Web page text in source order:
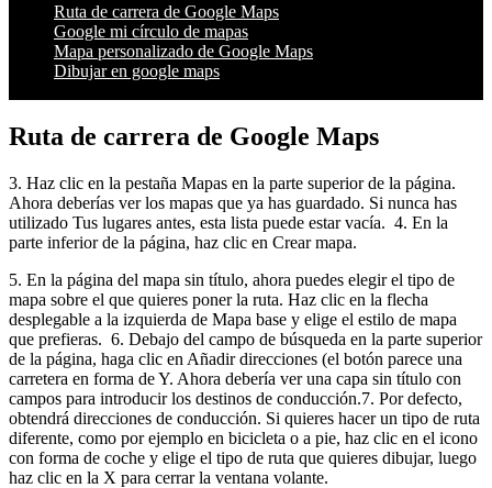
Ruta de carrera de Google Maps
Google mi círculo de mapas
Mapa personalizado de Google Maps
Dibujar en google maps
Ruta de carrera de Google Maps
3. Haz clic en la pestaña Mapas en la parte superior de la página.
Ahora deberías ver los mapas que ya has guardado. Si nunca has
utilizado Tus lugares antes, esta lista puede estar vacía. 4. En la
parte inferior de la página, haz clic en Crear mapa.
5. En la página del mapa sin título, ahora puedes elegir el tipo de
mapa sobre el que quieres poner la ruta. Haz clic en la flecha
desplegable a la izquierda de Mapa base y elige el estilo de mapa
que prefieras. 6. Debajo del campo de búsqueda en la parte superior
de la página, haga clic en Añadir direcciones (el botón parece una
carretera en forma de Y. Ahora debería ver una capa sin título con
campos para introducir los destinos de conducción.7. Por defecto,
obtendrá direcciones de conducción. Si quieres hacer un tipo de ruta
diferente, como por ejemplo en bicicleta o a pie, haz clic en el icono
con forma de coche y elige el tipo de ruta que quieres dibujar, luego
haz clic en la X para cerrar la ventana volante.